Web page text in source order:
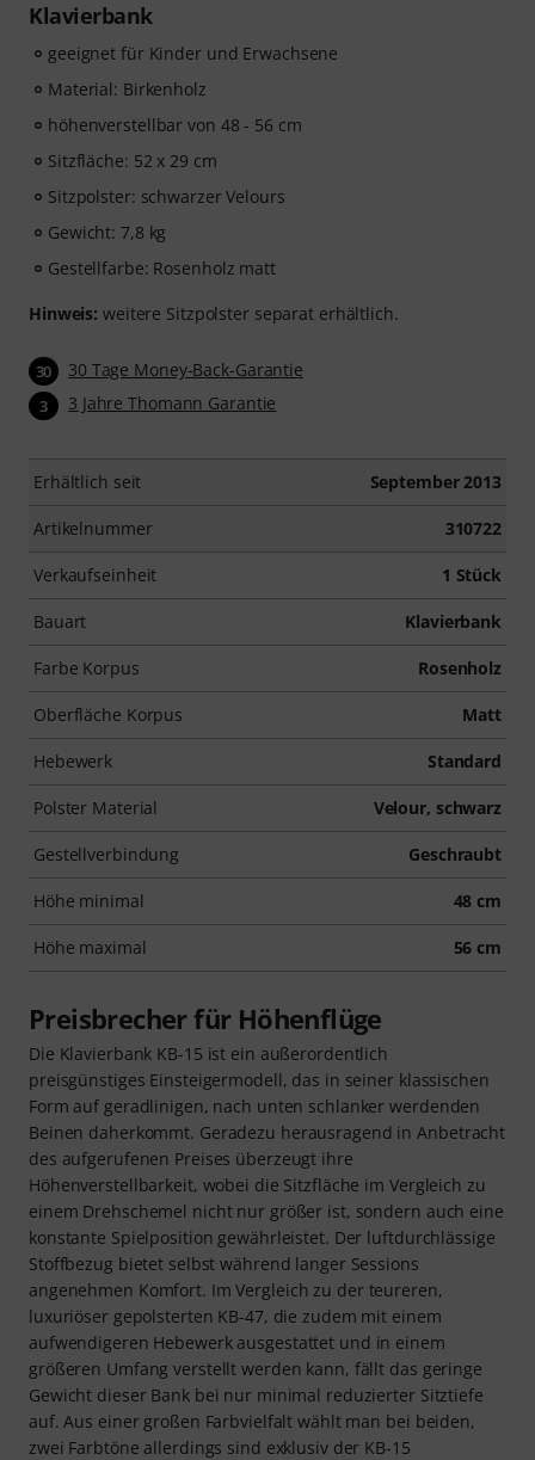
Klavierbank
geeignet für Kinder und Erwachsene
Material: Birkenholz
höhenverstellbar von 48 - 56 cm
Sitzfläche: 52 x 29 cm
Sitzpolster: schwarzer Velours
Gewicht: 7,8 kg
Gestellfarbe: Rosenholz matt
Hinweis: weitere Sitzpolster separat erhältlich.
30 30 Tage Money-Back-Garantie
3 3 Jahre Thomann Garantie
Erhältlich seit September 2013
Artikelnummer 310722
Verkaufseinheit 1 Stück
Bauart Klavierbank
Farbe Korpus Rosenholz
Oberfläche Korpus Matt
Hebewerk Standard
Polster Material Velour, schwarz
Gestellverbindung Geschraubt
Höhe minimal 48 cm
Höhe maximal 56 cm
Preisbrecher für Höhenflüge
Die Klavierbank KB-15 ist ein außerordentlich
preisgünstiges Einsteigermodell, das in seiner klassischen
Form auf geradlinigen, nach unten schlanker werdenden
Beinen daherkommt. Geradezu herausragend in Anbetracht
des aufgerufenen Preises überzeugt ihre
Höhenverstellbarkeit, wobei die Sitzfläche im Vergleich zu
einem Drehschemel nicht nur größer ist, sondern auch eine
konstante Spielposition gewährleistet. Der luftdurchlässige
Stoffbezug bietet selbst während langer Sessions
angenehmen Komfort. Im Vergleich zu der teureren,
luxuriöser gepolsterten KB-47, die zudem mit einem
aufwendigeren Hebewerk ausgestattet und in einem
größeren Umfang verstellt werden kann, fällt das geringe
Gewicht dieser Bank bei nur minimal reduzierter Sitztiefe
auf. Aus einer großen Farbvielfalt wählt man bei beiden,
zwei Farbtöne allerdings sind exklusiv der KB-15